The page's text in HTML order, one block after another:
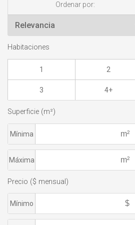
Ordenar por:
Habitaciones
1 2
3 4+
Superficie (m²)
Mínima
Máxima
Precio ($ mensual)
Mínimo